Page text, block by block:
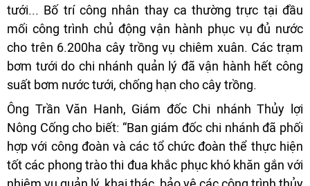
tưới... Bố trí công nhân thay ca thường trực tại đầu
mối công trình chủ động vận hành phục vụ đủ nước
cho trên 6.200ha cây trồng vụ chiêm xuân. Các trạm
bơm tư­­ới do chi nhánh quản lý đã vận hành hết công
suất bơm nư­­ớc tưới, chống hạn cho cây trồng.
Ông Trần Văn Hanh, Giám đốc Chi nhánh Thủy lợi
Nông Cống cho biết: “Ban giám đốc chi nhánh đã phối
hợp với công đoàn và các tổ chức đoàn thể thực hiện
tốt các phong trào thi đua khắc phục khó khăn gắn với